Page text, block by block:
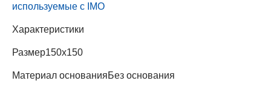
используемые с IMO
Характеристики
Размер150х150
Материал основанияБез основания